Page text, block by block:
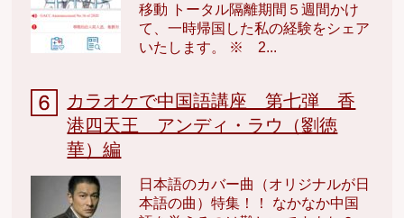
移動 トータル隔離期間５週間かけ
て、一時帰国した私の経験をシェア
いたします。 ※ 2...
カラオケで中国語講座 第七弾 香
港四天王 アンディ・ラウ（劉徳
華）編
日本語のカバー曲（オリジナルが日
本語の曲）特集！！ なかなか中国